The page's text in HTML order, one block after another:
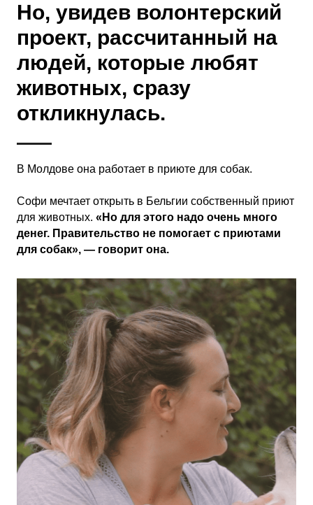
Но, увидев волонтерский
проект, рассчитанный на
людей, которые любят
животных, сразу
откликнулась.
В Молдове она работает в приюте для собак.
Софи мечтает открыть в Бельгии собственный приют
для животных. «Но для этого надо очень много
денег. Правительство не помогает с приютами
для собак», — говорит она.